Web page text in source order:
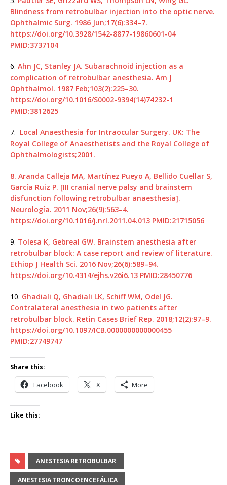
Blindness from retrobulbar injection into the optic nerve.
Ophthalmic Surg. 1986 Jun;17(6):334–7.
https://doi.org/10.3928/1542-8877-19860601-04
PMID:3737104
6. Ahn JC, Stanley JA. Subarachnoid injection as a
complication of retrobulbar anesthesia. Am J
Ophthalmol. 1987 Feb;103(2):225–30.
https://doi.org/10.1016/S0002-9394(14)74232-1
PMID:3812625
7. Local Anaesthesia for Intraocular Surgery. UK: The
Royal College of Anaesthetists and the Royal College of
Ophthalmologists;2001.
8. Aranda Calleja MA, Martínez Pueyo A, Bellido Cuellar S,
García Ruiz P. [III cranial nerve palsy and brainstem
disfunction following retrobulbar anaesthesia].
Neurología. 2011 Nov;26(9):563–4.
https://doi.org/10.1016/j.nrl.2011.04.013 PMID:21715056
9. Tolesa K, Gebreal GW. Brainstem anesthesia after
retrobulbar block: A case report and review of literature.
Ethiop J Health Sci. 2016 Nov;26(6):589–94.
https://doi.org/10.4314/ejhs.v26i6.13 PMID:28450776
10. Ghadiali Q, Ghadiali LK, Schiff WM, Odel JG.
Contralateral anesthesia in two patients after
retrobulbar block. Retin Cases Brief Rep. 2018;12(2):97–9.
https://doi.org/10.1097/ICB.0000000000000455
PMID:27749747
Share this:
Facebook X More
Like this:
ANESTESIA RETROBULBAR
ANESTESIA TRONCOENCEFÁLICA